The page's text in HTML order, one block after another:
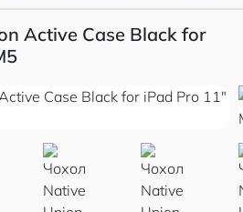
Active Case Black for